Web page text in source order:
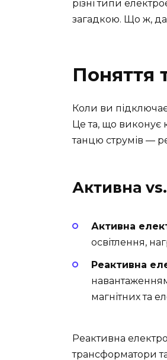
різні типи
загадкою. Що ж,
Поняття
Коли ви
Це та, що виконує
танцю струмів —
Активна
Активна
освітлення,
Реактивна
магнітних та
Реактивна
трансформатори